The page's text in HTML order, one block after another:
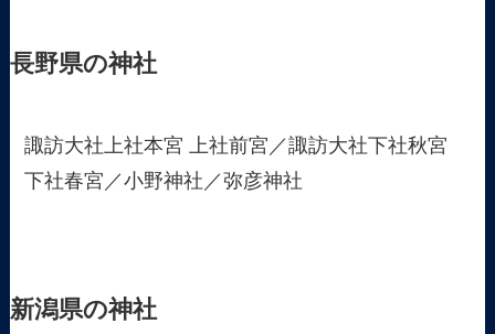
長野県の神社
諏訪大社上社本宮 上社前宮／諏訪大社下社秋宮
下社春宮／小野神社／弥彦神社
新潟県の神社